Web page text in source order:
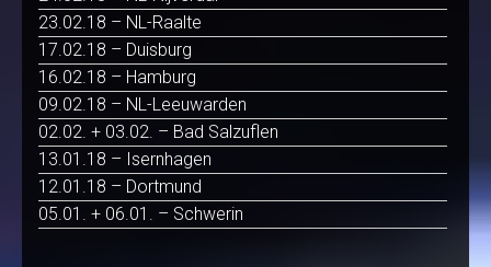
23.02.18 – NL-Raalte
17.02.18 – Duisburg
16.02.18 – Hamburg
09.02.18 – NL-Leeuwarden
02.02. + 03.02. – Bad Salzuflen
13.01.18 – Isernhagen
12.01.18 – Dortmund
05.01. + 06.01. – Schwerin